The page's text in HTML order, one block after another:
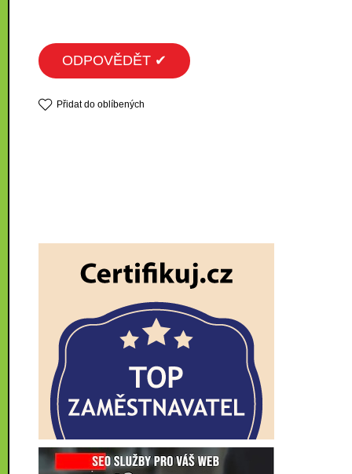
ODPOVĚDĚT ✔
Přidat do oblíbených